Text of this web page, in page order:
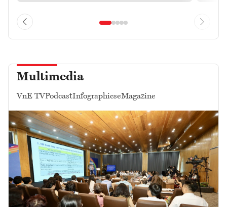
Multimedia
VnE TVPodcastInfographicseMagazine